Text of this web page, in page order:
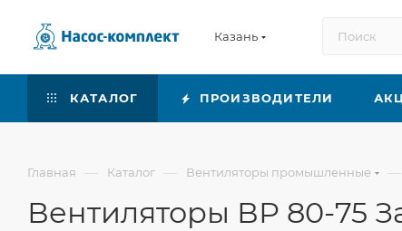
Казань
КАТАЛОГ ПРОИЗВОДИТЕЛИ
Главная — Каталог — Вентиляторы промышленные —
Вентиляторы ВР 80-75